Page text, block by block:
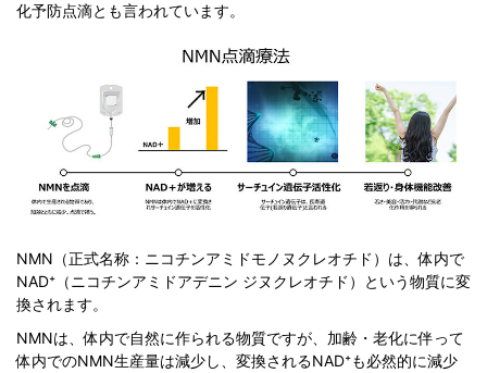
化予防点滴とも言われています。
NMN（正式名称：ニコチンアミドモノヌクレオチド）は、体内で
NAD⁺（ニコチンアミドアデニン ジヌクレオチド）という物質に変
換されます。
NMNは、体内で自然に作られる物質ですが、加齢・老化に伴って
体内でのNMN生産量は減少し、変換されるNAD⁺も必然的に減少